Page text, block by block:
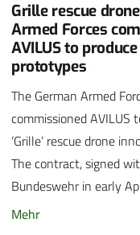
Grille rescue
Armed Forces
AVILUS to
prototypes
The German Armed
commissioned AVILUS
‘Grille’ rescue drone
The contract, signed
Bundeswehr in early
Mehr